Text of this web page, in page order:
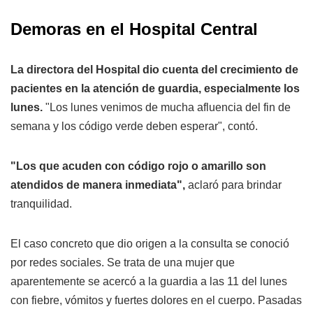
Demoras en el Hospital Central
La directora del Hospital dio cuenta del crecimiento de
pacientes en la atención de guardia, especialmente los
lunes. "Los lunes venimos de mucha afluencia del fin de
semana y los código verde deben esperar", contó.
"Los que acuden con código rojo o amarillo son
atendidos de manera inmediata", aclaró para brindar
tranquilidad.
El caso concreto que dio origen a la consulta se conoció
por redes sociales. Se trata de una mujer que
aparentemente se acercó a la guardia a las 11 del lunes
con fiebre, vómitos y fuertes dolores en el cuerpo. Pasadas